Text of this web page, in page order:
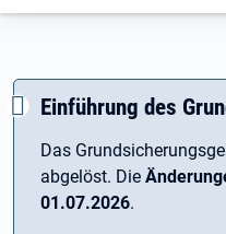
Einführung des
Das
abgelöst. Die
01.07.2026.